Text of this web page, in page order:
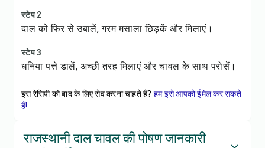
स्टेप 2
दाल को फिर से उबालें, गरम मसाला छिड़कें और मिलाएं।
स्टेप 3
धनिया पत्ते डालें, अच्छी तरह मिलाएं और चावल के साथ परोसें।
इस रेसिपी को बाद के लिए सेव करना चाहते हैं? हम इसे आपको ईमेल कर सकते
हैं!
राजस्थानी दाल चावल की पोषण जानकारी